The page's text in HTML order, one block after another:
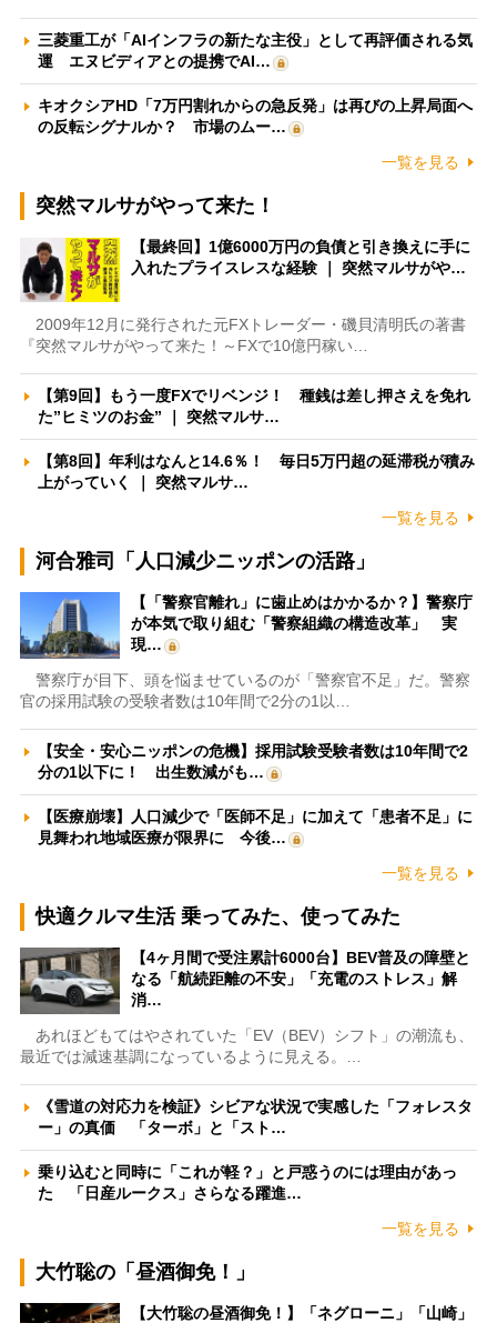
三菱重工が「AIインフラの新たな主役」として再評価される気
運 エヌビディアとの提携でAI…
キオクシアHD「7万円割れからの急反発」は再びの上昇局面へ
の反転シグナルか？ 市場のムー…
一覧を見る
突然マルサがやって来た！
【最終回】1億6000万円の負債と引き換えに手に
入れたプライスレスな経験 ｜ 突然マルサがや…
2009年12月に発行された元FXトレーダー・磯貝清明氏の著書
『突然マルサがやって来た！～FXで10億円稼い…
【第9回】もう一度FXでリベンジ！ 種銭は差し押さえを免れ
た”ヒミツのお金” ｜ 突然マルサ…
【第8回】年利はなんと14.6％！ 毎日5万円超の延滞税が積み
上がっていく ｜ 突然マルサ…
一覧を見る
河合雅司「人口減少ニッポンの活路」
【「警察官離れ」に歯止めはかかるか？】警察庁
が本気で取り組む「警察組織の構造改革」 実
現…
警察庁が目下、頭を悩ませているのが「警察官不足」だ。警察
官の採用試験の受験者数は10年間で2分の1以…
【安全・安心ニッポンの危機】採用試験受験者数は10年間で2
分の1以下に！ 出生数減がも…
【医療崩壊】人口減少で「医師不足」に加えて「患者不足」に
見舞われ地域医療が限界に 今後…
一覧を見る
快適クルマ生活 乗ってみた、使ってみた
【4ヶ月間で受注累計6000台】BEV普及の障壁と
なる「航続距離の不安」「充電のストレス」解
消…
あれほどもてはやされていた「EV（BEV）シフト」の潮流も、
最近では減速基調になっているように見える。…
《雪道の対応力を検証》シビアな状況で実感した「フォレスタ
ー」の真価 「ターボ」と「スト…
乗り込むと同時に「これが軽？」と戸惑うのには理由があっ
た 「日産ルークス」さらなる躍進…
一覧を見る
大竹聡の「昼酒御免！」
【大竹聡の昼酒御免！】「ネグローニ」「山崎」